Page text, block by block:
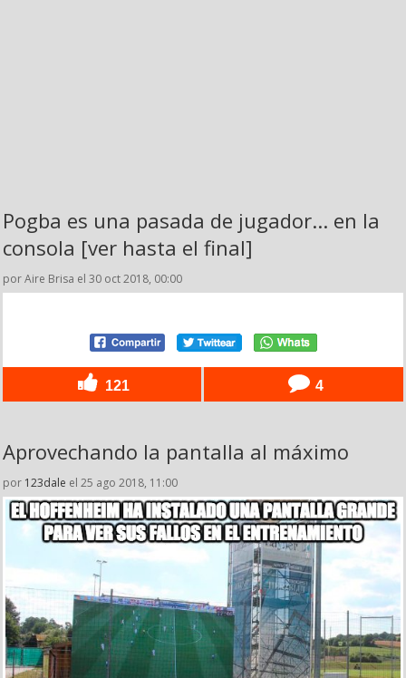
Pogba es una pasada de jugador... en la
consola [ver hasta el final]
por Aire Brisa el 30 oct 2018, 00:00
121 4
Aprovechando la pantalla al máximo
por 123dale el 25 ago 2018, 11:00